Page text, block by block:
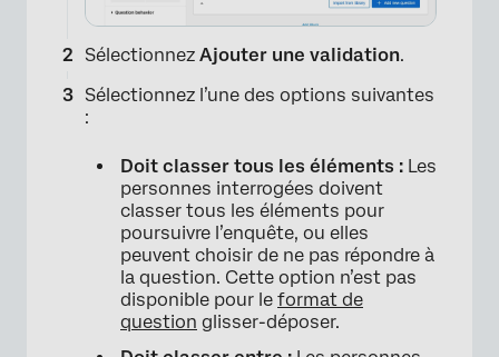
Sélectionnez Ajouter une validation.
Sélectionnez l’une des options suivantes
:
Doit classer tous les éléments : Les
personnes interrogées doivent
classer tous les éléments pour
poursuivre l’enquête, ou elles
peuvent choisir de ne pas répondre à
la question. Cette option n’est pas
disponible pour le format de
question glisser-déposer.